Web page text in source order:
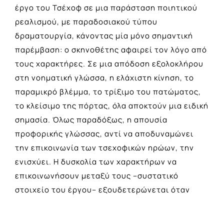
έργο του Τσέχοφ σε μια παράσταση ποιητικού
ρεαλισμού, με παραδοσιακού τύπου
δραματουργία, κάνοντας μία μόνο σημαντική
παρέμβαση: ο σκηνοθέτης αφαιρεί τον λόγο από
τους χαρακτήρες. Σε μια απόδοση εξολοκλήρου
στη νοηματική γλώσσα, η ελάχιστη κίνηση, το
παραμικρό βλέμμα, το τρίξιμο του πατώματος,
το κλείσιμο της πόρτας, όλα αποκτούν μια ειδική
σημασία. Όλως παραδόξως, η απουσία
προφορικής γλώσσας, αντί να αποδυναμώνει
την επικοινωνία των τσεχοφικών ηρώων, την
ενισχύει. Η δυσκολία των χαρακτήρων να
επικοινωνήσουν μεταξύ τους –συστατικό
στοιχείο του έργου– εξουδετερώνεται όταν